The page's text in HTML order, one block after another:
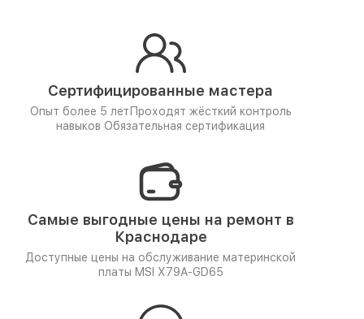
Сертифицированные мастера
Опыт более 5 лет Проходят жёсткий контроль
навыков Обязательная сертификация
Самые выгодные цены на ремонт в
Краснодаре
Доступные цены на обслуживание материнской
платы MSI X79A-GD65